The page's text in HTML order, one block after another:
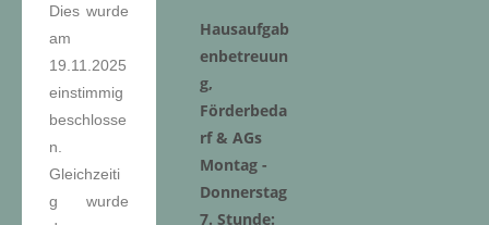
Hausaufgab
enbetreuun
g,
Förderbeda
rf & AGs
Montag -
Donnerstag
7. Stunde:
Dies wurde
am
19.11.2025
einstimmig
beschlosse
n.
Gleichzeiti
g wurde